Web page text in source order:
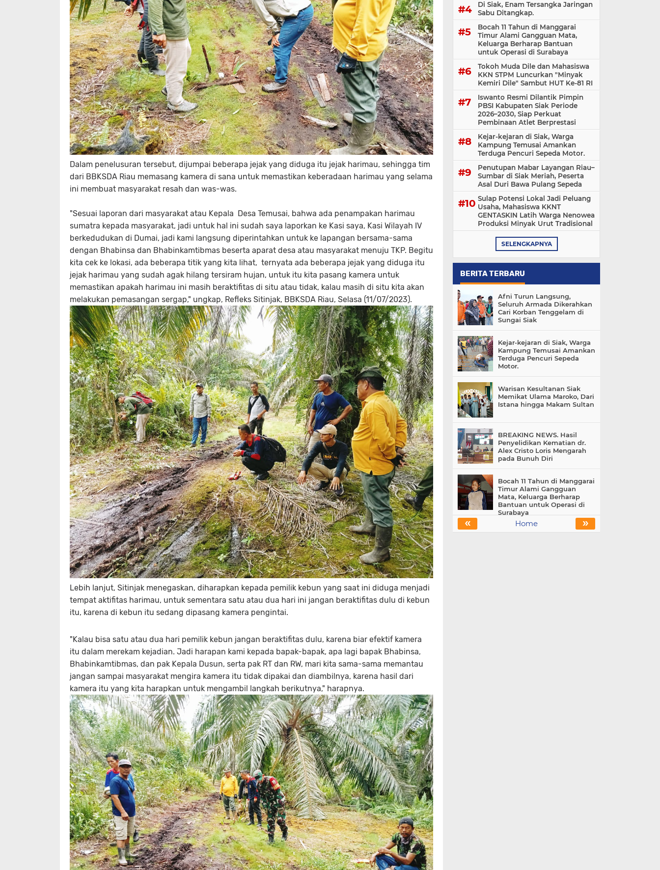
Dalam penelusuran tersebut, dijumpai beberapa jejak yang diduga itu jejak harimau, sehingga tim
dari BBKSDA Riau memasang kamera di sana untuk memastikan keberadaan harimau yang selama
ini membuat masyarakat resah dan was-was.
"Sesuai laporan dari masyarakat atau Kepala Desa Temusai, bahwa ada penampakan harimau
sumatra kepada masyarakat, jadi untuk hal ini sudah saya laporkan ke Kasi saya, Kasi Wilayah IV
berkedudukan di Dumai, jadi kami langsung diperintahkan untuk ke lapangan bersama-sama
dengan Bhabinsa dan Bhabinkamtibmas beserta aparat desa atau masyarakat menuju TKP. Begitu
kita cek ke lokasi, ada beberapa titik yang kita lihat, ternyata ada beberapa jejak yang diduga itu
jejak harimau yang sudah agak hilang tersiram hujan, untuk itu kita pasang kamera untuk
memastikan apakah harimau ini masih beraktifitas di situ atau tidak, kalau masih di situ kita akan
melakukan pemasangan sergap," ungkap, Refleks Sitinjak, BBKSDA Riau, Selasa (11/07/2023).
Lebih lanjut, Sitinjak menegaskan, diharapkan kepada pemilik kebun yang saat ini diduga menjadi
tempat aktifitas harimau, untuk sementara satu atau dua hari ini jangan beraktifitas dulu di kebun
itu, karena di kebun itu sedang dipasang kamera pengintai.
"Kalau bisa satu atau dua hari pemilik kebun jangan beraktifitas dulu, karena biar efektif kamera
itu dalam merekam kejadian. Jadi harapan kami kepada bapak-bapak, apa lagi bapak Bhabinsa,
Bhabinkamtibmas, dan pak Kepala Dusun, serta pak RT dan RW, mari kita sama-sama memantau
jangan sampai masyarakat mengira kamera itu tidak dipakai dan diambilnya, karena hasil dari
kamera itu yang kita harapkan untuk mengambil langkah berikutnya," harapnya.
Di Siak, Enam Tersangka Jaringan
Sabu Ditangkap.
Bocah 11 Tahun di Manggarai
Timur Alami Gangguan Mata,
Keluarga Berharap Bantuan
untuk Operasi di Surabaya
Tokoh Muda Dile dan Mahasiswa
KKN STPM Luncurkan "Minyak
Kemiri Dile" Sambut HUT Ke-81 RI
Iswanto Resmi Dilantik Pimpin
PBSI Kabupaten Siak Periode
2026–2030, Siap Perkuat
Pembinaan Atlet Berprestasi
Kejar-kejaran di Siak, Warga
Kampung Temusai Amankan
Terduga Pencuri Sepeda Motor.
Penutupan Mabar Layangan Riau–
Sumbar di Siak Meriah, Peserta
Asal Duri Bawa Pulang Sepeda
Sulap Potensi Lokal Jadi Peluang
Usaha, Mahasiswa KKNT
GENTASKIN Latih Warga Nenowea
Produksi Minyak Urut Tradisional
SELENGKAPNYA
BERITA TERBARU
Afni Turun Langsung,
Seluruh Armada Dikerahkan
Cari Korban Tenggelam di
Sungai Siak
Kejar-kejaran di Siak, Warga
Kampung Temusai Amankan
Terduga Pencuri Sepeda
Motor.
Warisan Kesultanan Siak
Memikat Ulama Maroko, Dari
Istana hingga Makam Sultan
BREAKING NEWS. Hasil
Penyelidikan Kematian dr.
Alex Cristo Loris Mengarah
pada Bunuh Diri
Bocah 11 Tahun di Manggarai
Timur Alami Gangguan
Mata, Keluarga Berharap
Bantuan untuk Operasi di
Surabaya
« »
Home